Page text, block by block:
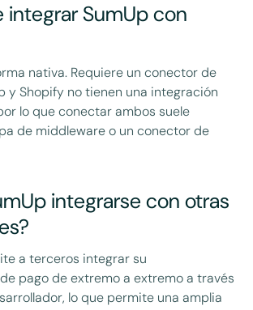
integrar SumUp con
nativa. Requiere un conector de
y Shopify no tienen una integración
lo que conectar ambos suele
de middleware o un conector de
integrarse con otras
a terceros integrar su
pago de extremo a extremo a través
lo que permite una amplia